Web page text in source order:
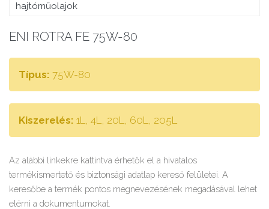
hajtóműolajok
ENI ROTRA FE 75W-80
Típus: 75W-80
Kiszerelés: 1L, 4L, 20L, 60L, 205L
Az alábbi linkekre kattintva érhetők el a hivatalos
termékismertető és biztonsági adatlap kereső felületei. A
keresőbe a termék pontos megnevezésének megadásával lehet
elérni a dokumentumokat.